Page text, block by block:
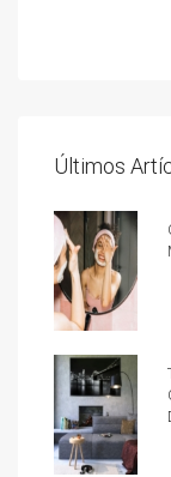
Últimos